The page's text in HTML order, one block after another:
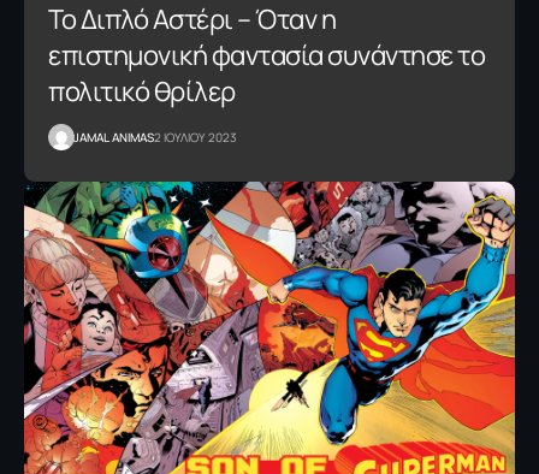
To Διπλό Αστέρι – Όταν η
επιστημονική φαντασία συνάντησε το
πολιτικό θρίλερ
JAMAL ANIMAS2 ΙΟΥΛΙΟΥ 2023